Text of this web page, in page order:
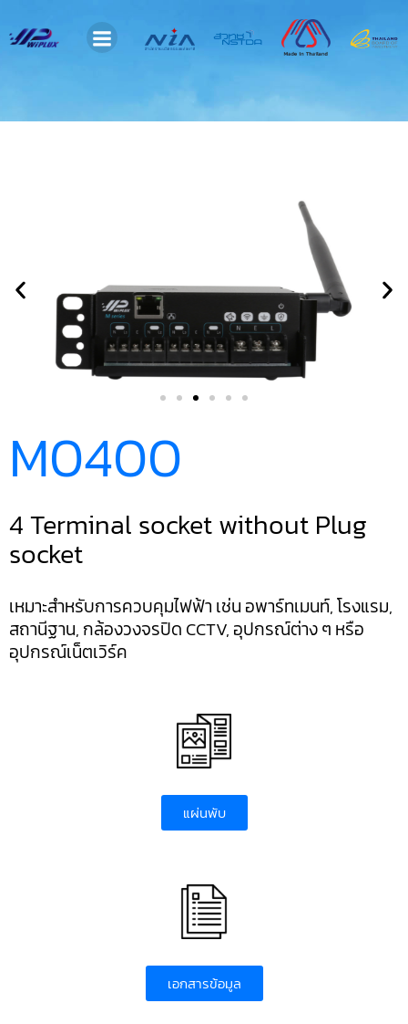
M0400
4 Terminal socket without Plug
socket
เหมาะสำหรับการควบคุมไฟฟ้า เช่น อพาร์ทเมนท์, โรงแรม,
สถานีฐาน, กล้องวงจรปิด CCTV, อุปกรณ์ต่าง ๆ หรือ
อุปกรณ์เน็ตเวิร์ค
แผ่นพับ
เอกสารข้อมูล